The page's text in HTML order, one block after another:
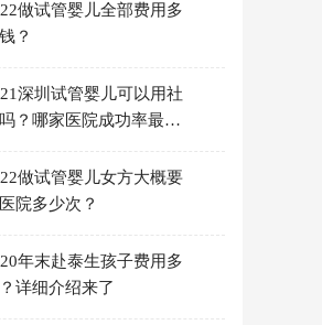
做试管婴儿全部费用多
？
深圳试管婴儿可以用社
？哪家医院成功率最
做试管婴儿女方大概要
院多少次？
年末赴泰生孩子费用多
详细介绍来了